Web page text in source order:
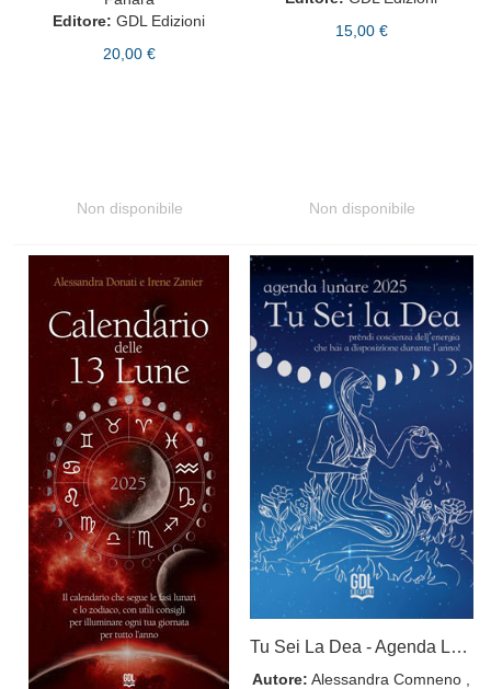
Editore: GDL Edizioni
20,00 €
Non disponibile
15,00 €
Non disponibile
Tu Sei La Dea - Agenda Lunare 2025
Autore: Alessandra Comneno ,